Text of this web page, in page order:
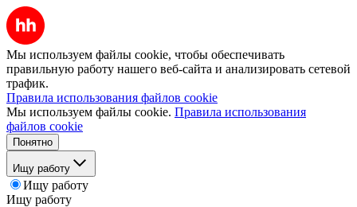
Мы используем файлы cookie, чтобы обеспечивать
правильную работу нашего веб-сайта и анализировать сетевой
трафик.
Правила использования файлов cookie
Мы используем файлы cookie. Правила использования
файлов cookie
Понятно
Ищу работу
Ищу работу
Ищу работу